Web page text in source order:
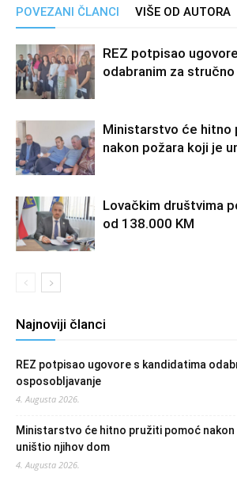
POVEZANI ČLANCI VIŠE OD AUTORA
REZ potpisao
odabranim za
Ministarstvo će hitno
nakon požara koji je
Lovačkim društvima
od 138.000 KM
Najnoviji članci
REZ potpisao ugovore s kandidatima
osposobljavanje
4. Augusta 2026.
Ministarstvo će hitno pružiti pomoć nakon
uništio njihov dom
4. Augusta 2026.